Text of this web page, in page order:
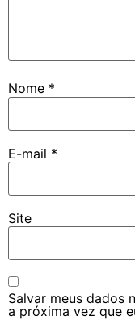
Nome *
E-mail *
Site
Salvar meus dados
a próxima vez que